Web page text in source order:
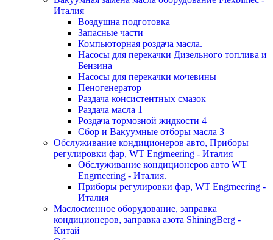
Италия
Воздушна подготовка
Запасные части
Компьюторная роздача масла.
Насосы для перекачки Дизельного топлива и
Бензина
Насосы для перекачки мочевины
Пеногенератор
Раздача консистентных смазок
Раздача масла 1
Роздача тормозной жидкости 4
Сбор и Вакуумные отборы масла 3
Обслуживание кондиционеров авто, Приборы
регулировки фар, WT Engrneering - Италия
Обслуживание кондиционеров авто WT
Engrneering - Италия.
Приборы регулировки фар, WT Engrneering -
Италия
Маслосменное оборудование, заправка
кондиционеров, заправка азота ShiningBerg -
Китай